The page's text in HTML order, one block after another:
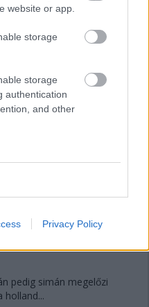
website or app.
storage
storage
authentication
and other
Privacy Policy
pedig simán megelőzi
holland...